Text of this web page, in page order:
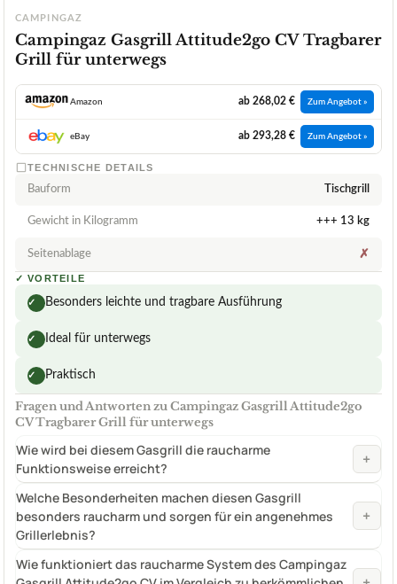
CAMPINGAZ
Campingaz Gasgrill Attitude2go CV Tragbarer
Grill für unterwegs
Amazon ab 268,02 € Zum Angebot »
eBay ab 293,28 € Zum Angebot »
TECHNISCHE DETAILS
Bauform Tischgrill
Gewicht in Kilogramm +++ 13 kg
Seitenablage ✗
✓ VORTEILE
✓ Besonders leichte und tragbare Ausführung
✓ Ideal für unterwegs
✓ Praktisch
Fragen und Antworten zu Campingaz Gasgrill Attitude2go
CV Tragbarer Grill für unterwegs
Wie wird bei diesem Gasgrill die raucharme
Funktionsweise erreicht?
+
Welche Besonderheiten machen diesen Gasgrill
besonders raucharm und sorgen für ein angenehmes
Grillerlebnis?
+
Wie funktioniert das raucharme System des Campingaz